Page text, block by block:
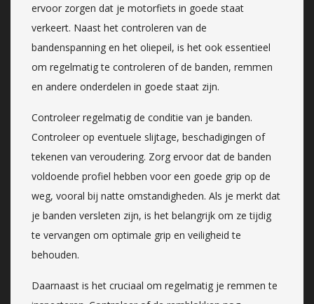
ervoor zorgen dat je motorfiets in goede staat
verkeert. Naast het controleren van de
bandenspanning en het oliepeil, is het ook essentieel
om regelmatig te controleren of de banden, remmen
en andere onderdelen in goede staat zijn.
Controleer regelmatig de conditie van je banden.
Controleer op eventuele slijtage, beschadigingen of
tekenen van veroudering. Zorg ervoor dat de banden
voldoende profiel hebben voor een goede grip op de
weg, vooral bij natte omstandigheden. Als je merkt dat
je banden versleten zijn, is het belangrijk om ze tijdig
te vervangen om optimale grip en veiligheid te
behouden.
Daarnaast is het cruciaal om regelmatig je remmen te